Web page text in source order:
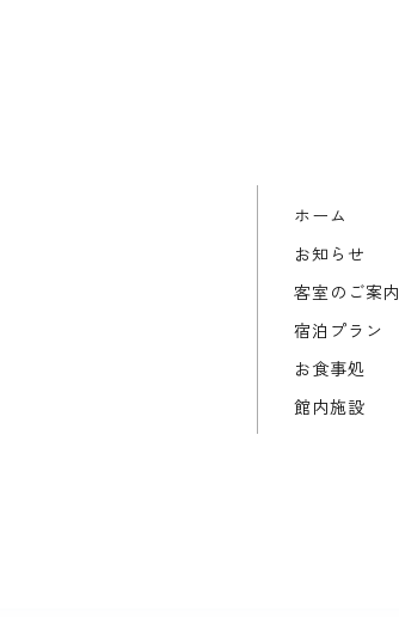
ホーム
お知らせ
客室のご案内
宿泊プラン
お食事処
館内施設